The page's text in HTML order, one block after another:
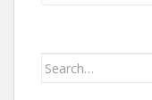
Search